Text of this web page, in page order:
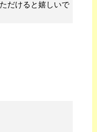
だけると嬉しいで